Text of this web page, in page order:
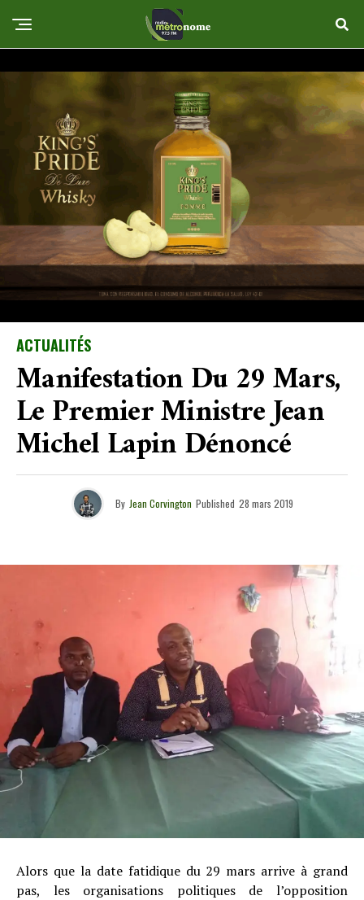
ACTUALITÉS
Manifestation Du 29 Mars,
Le Premier Ministre Jean
Michel Lapin Dénoncé
By Jean Corvington Published 28 mars 2019
Alors que la date fatidique du 29 mars arrive à grand
pas, les organisations politiques de l’opposition